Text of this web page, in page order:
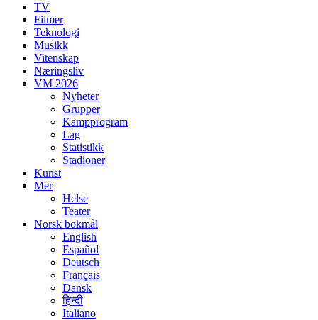
TV
Filmer
Teknologi
Musikk
Vitenskap
Næringsliv
VM 2026
Nyheter
Grupper
Kampprogram
Lag
Statistikk
Stadioner
Kunst
Mer
Helse
Teater
Norsk bokmål
English
Español
Deutsch
Français
Dansk
हिन्दी
Italiano